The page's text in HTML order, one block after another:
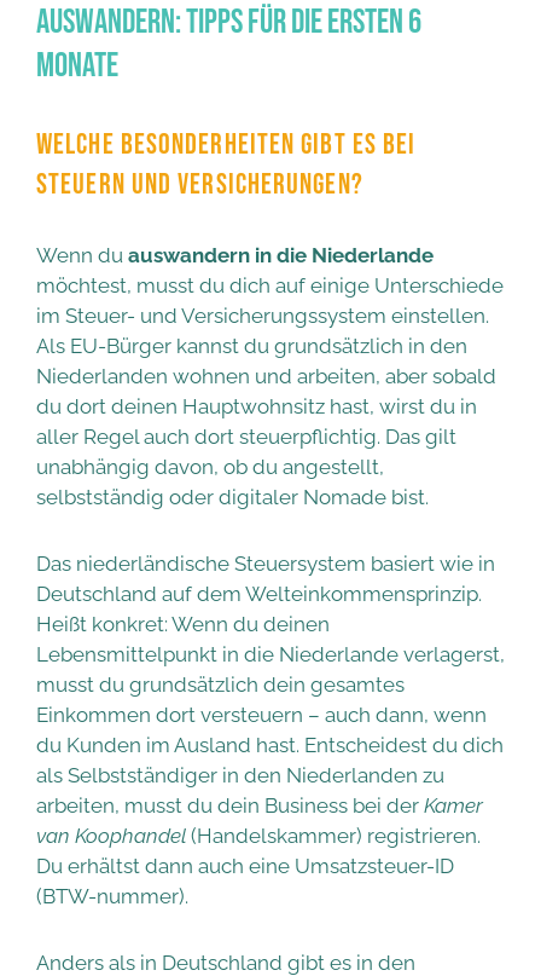
auswandern: Tipps für die ersten 6
Monate
WELCHE BESONDERHEITEN GIBT ES BEI
STEUERN UND VERSICHERUNGEN?
Wenn du auswandern in die Niederlande
möchtest, musst du dich auf einige Unterschiede
im Steuer- und Versicherungssystem einstellen.
Als EU-Bürger kannst du grundsätzlich in den
Niederlanden wohnen und arbeiten, aber sobald
du dort deinen Hauptwohnsitz hast, wirst du in
aller Regel auch dort steuerpflichtig. Das gilt
unabhängig davon, ob du angestellt,
selbstständig oder digitaler Nomade bist.
Das niederländische Steuersystem basiert wie in
Deutschland auf dem Welteinkommensprinzip.
Heißt konkret: Wenn du deinen
Lebensmittelpunkt in die Niederlande verlagerst,
musst du grundsätzlich dein gesamtes
Einkommen dort versteuern – auch dann, wenn
du Kunden im Ausland hast. Entscheidest du dich
als Selbstständiger in den Niederlanden zu
arbeiten, musst du dein Business bei der Kamer
van Koophandel (Handelskammer) registrieren.
Du erhältst dann auch eine Umsatzsteuer-ID
(BTW-nummer).
Anders als in Deutschland gibt es in den